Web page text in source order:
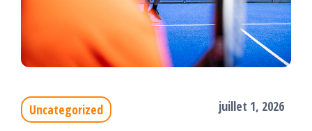
Uncategorized juillet 1, 2026